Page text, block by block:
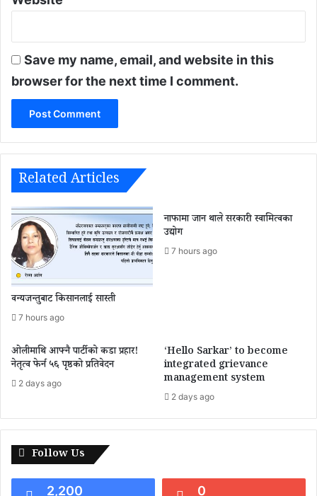
Save my name, email, and website in this
browser for the next time I comment.
Related Articles
वन्यजन्तुबाट किसानलाई सास्ती
7 hours ago
नाफामा जान थाले सरकारी स्वामित्वका
उद्योग
7 hours ago
ओलीमाथि आफ्नै पार्टीको कडा प्रहार!
नेतृत्व फेर्न ५६ पृष्ठको प्रतिवेदन
2 days ago
‘Hello Sarkar’ to become
integrated grievance
management system
2 days ago
Follow Us
2,200 0